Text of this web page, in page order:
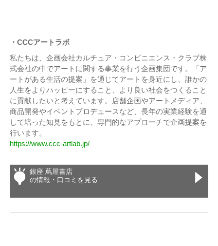
・CCCアートラボ
私たちは、企画会社カルチュア・コンビニエンス・クラブ株
式会社の中でアートに関する事業を行う企画集団です。「ア
ートがある生活の提案」を通じてアートを身近にし、誰かの
人生をよりハッピーにすること、より良い社会をつくること
に貢献したいと考えています。店舗企画やアートメディア、
商品開発やイベントプロデュースなど、長年の実業経験を通
して培った知見をもとに、専門的なアプローチで企画提案を
行います。
https://www.ccc-artlab.jp/
銀座 蔦屋書店
の情報・口コミを見る